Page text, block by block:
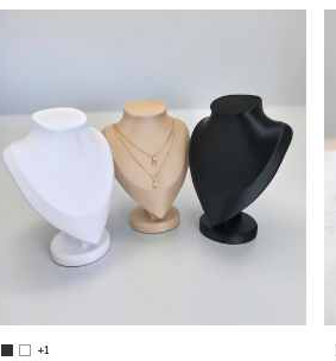
+1